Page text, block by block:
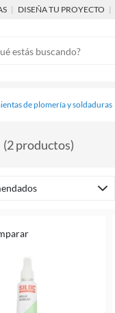
| DISEÑA TU PROYECTO |
de plomería y soldaduras
(2productos)